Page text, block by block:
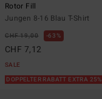
Rotor Fill
Jungen 8-16 Blau T-Shirt
CHF 19,00 63%
CHF 7,12
SALE
DOPPELTER RABATT EXTRA 25%